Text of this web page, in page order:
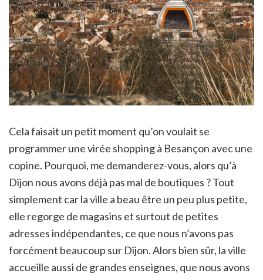
Cela faisait un petit moment qu’on voulait se
programmer une virée shopping à Besançon avec une
copine. Pourquoi, me demanderez-vous, alors qu’à
Dijon nous avons déjà pas mal de boutiques ? Tout
simplement car la ville a beau être un peu plus petite,
elle regorge de magasins et surtout de petites
adresses indépendantes, ce que nous n’avons pas
forcément beaucoup sur Dijon. Alors bien sûr, la ville
accueille aussi de grandes enseignes, que nous avons